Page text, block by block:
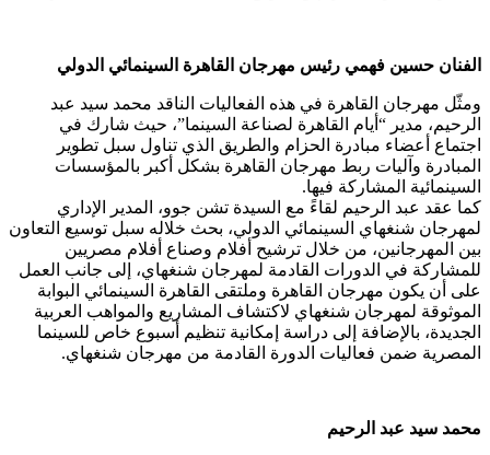
الفنان حسين فهمي رئيس مهرجان القاهرة السينمائي الدولي
ومثّل مهرجان القاهرة في هذه الفعاليات الناقد محمد سيد عبد
الرحيم، مدير “أيام القاهرة لصناعة السينما”، حيث شارك في
اجتماع أعضاء مبادرة الحزام والطريق الذي تناول سبل تطوير
المبادرة وآليات ربط مهرجان القاهرة بشكل أكبر بالمؤسسات
السينمائية المشاركة فيها.
كما عقد عبد الرحيم لقاءً مع السيدة تشن جوو، المدير الإداري
لمهرجان شنغهاي السينمائي الدولي، بحث خلاله سبل توسيع التعاون
بين المهرجانين، من خلال ترشيح أفلام وصناع أفلام مصريين
للمشاركة في الدورات القادمة لمهرجان شنغهاي، إلى جانب العمل
على أن يكون مهرجان القاهرة وملتقى القاهرة السينمائي البوابة
الموثوقة لمهرجان شنغهاي لاكتشاف المشاريع والمواهب العربية
الجديدة، بالإضافة إلى دراسة إمكانية تنظيم أسبوع خاص للسينما
المصرية ضمن فعاليات الدورة القادمة من مهرجان شنغهاي.
محمد سيد عبد الرحيم